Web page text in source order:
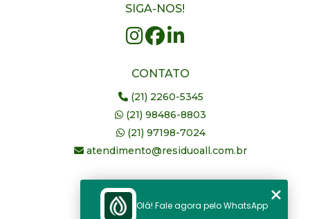
SIGA-NOS!
CONTATO
(21) 2260-5345
(21) 98486-8803
(21) 97198-7024
atendimento@residuoall.com.br
Olá! Fale agora pelo WhatsApp